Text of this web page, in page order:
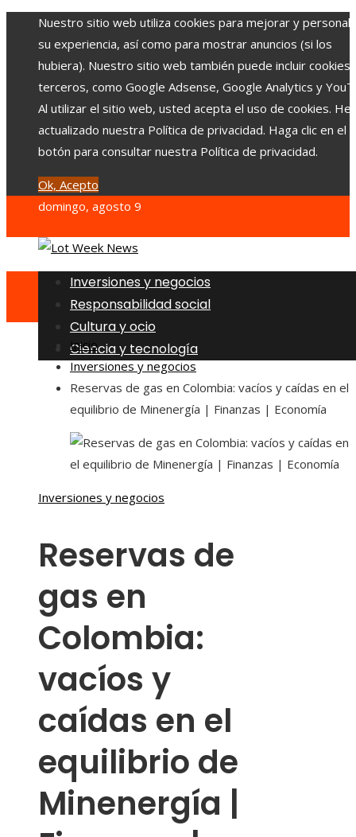
Nuestro sitio web utiliza cookies para mejorar y
su experiencia, así como para mostrar anuncios (si los
hubiera). Nuestro sitio web también puede incluir cookies
terceros, como Google Adsense, Google Analytics y
Al utilizar el sitio web, usted acepta el uso de cookies.
actualizado nuestra Política de privacidad. Haga clic en el
botón para consultar nuestra Política de privacidad.
Ok, Acepto
domingo, agosto 9
Inversiones y negocios
Responsabilidad social
Cultura y ocio
Ciencia y tecnología
Inicio
Inversiones y negocios
Reservas de gas en Colombia: vacíos y caídas en el
equilibrio de Minenergía | Finanzas | Economía
Inversiones y negocios
Reservas de
gas en
Colombia:
vacíos y
caídas en el
equilibrio de
Minenergía |